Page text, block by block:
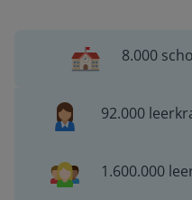
8.000
92.000
1.600.000